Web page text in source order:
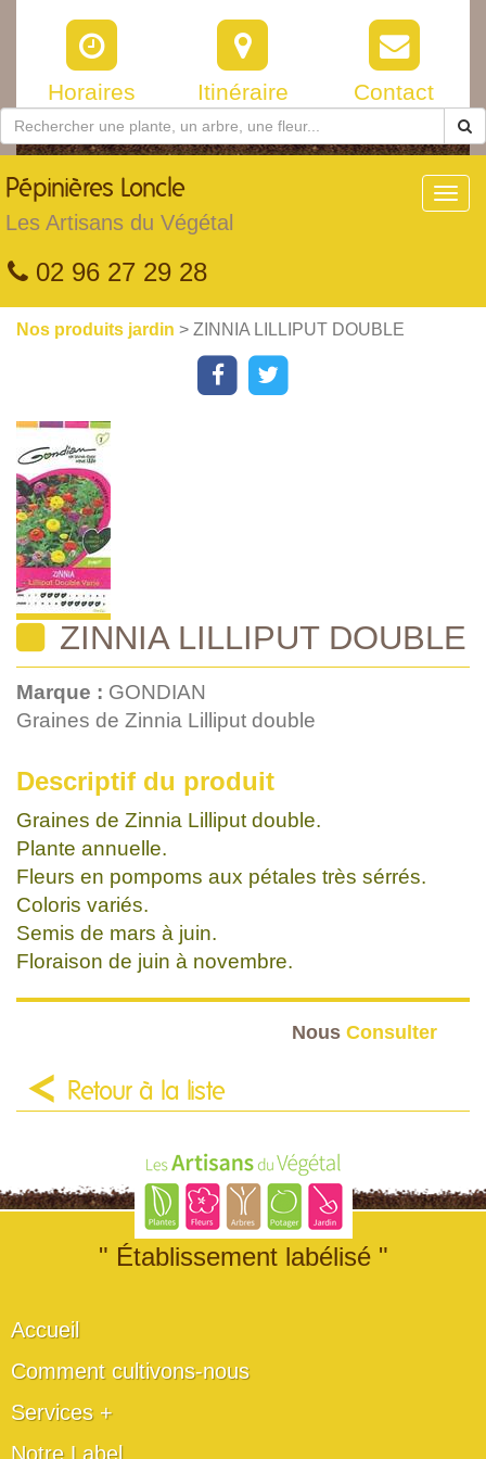
Horaires Itinéraire Contact
Pépinières Loncle
Les Artisans du Végétal
02 96 27 29 28
Nos produits jardin > ZINNIA LILLIPUT DOUBLE
ZINNIA LILLIPUT DOUBLE
Marque : GONDIAN
Graines de Zinnia Lilliput double
Descriptif du produit
Graines de Zinnia Lilliput double.
Plante annuelle.
Fleurs en pompoms aux pétales très sérrés.
Coloris variés.
Semis de mars à juin.
Floraison de juin à novembre.
Nous Consulter
Retour à la liste
" Établissement labélisé "
Accueil
Comment cultivons-nous
Services +
Notre Label